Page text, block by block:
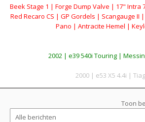
Beek Stage 1 | Forge Dump Valve | 17" Intra
Red Recaro CS | GP Gordels | Scangauge
Pano | Antracite Hemel |
2002 | e39 540i Touring |
2000 | e53 X5 4.4i | Tiag
Toon